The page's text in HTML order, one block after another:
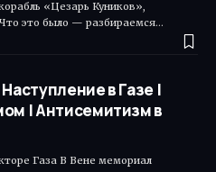
«Цезарь Куников»,
это было — разбираемся…
в Газе |
| Антисемитизм в
Газа В Вене мемориал